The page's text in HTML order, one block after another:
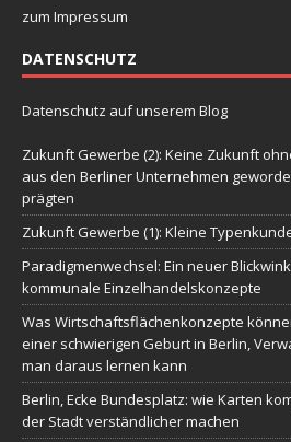
zum Impressum
DATENSCHUTZ
Datenschutz auf unserem Blog
Zukunft Gewerbe (2): Keine Zukunft
aus den Berliner Unternehmen
prägten
Zukunft Gewerbe (1): Kleine
Paradigmenwechsel: Ein neuer
kommunale Einzelhandelskonzepte
Was Wirtschaftsflächenkonzepte
einer schwierigen Geburt in Berlin,
man daraus lernen kann
Berlin, Ecke Bundesplatz: wie Karten
der Stadt verständlicher machen